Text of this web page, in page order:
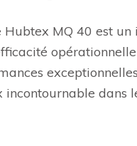
Hubtex MQ 40 est
incontournable dans